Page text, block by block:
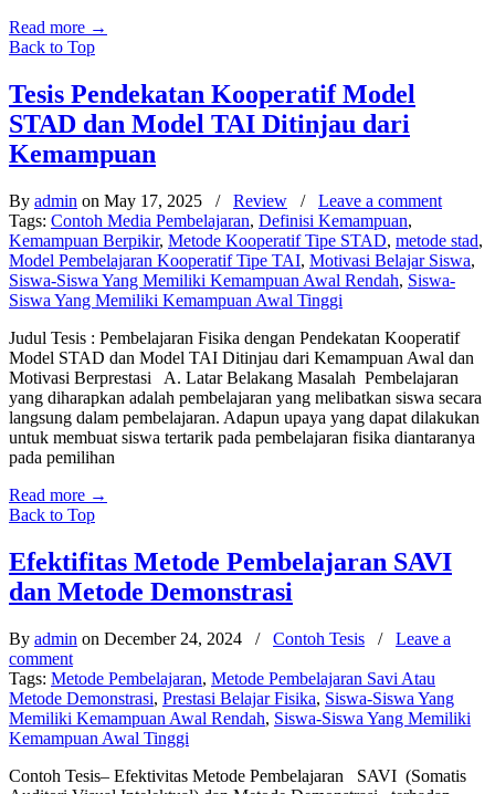
Read more →
Back to Top
Tesis Pendekatan Kooperatif Model
STAD dan Model TAI Ditinjau dari
Kemampuan
By admin on May 17, 2025 / Review / Leave a comment
Tags: Contoh Media Pembelajaran, Definisi Kemampuan,
Kemampuan Berpikir, Metode Kooperatif Tipe STAD, metode stad,
Model Pembelajaran Kooperatif Tipe TAI, Motivasi Belajar Siswa,
Siswa-Siswa Yang Memiliki Kemampuan Awal Rendah, Siswa-
Siswa Yang Memiliki Kemampuan Awal Tinggi
Judul Tesis : Pembelajaran Fisika dengan Pendekatan Kooperatif
Model STAD dan Model TAI Ditinjau dari Kemampuan Awal dan
Motivasi Berprestasi A. Latar Belakang Masalah Pembelajaran
yang diharapkan adalah pembelajaran yang melibatkan siswa secara
langsung dalam pembelajaran. Adapun upaya yang dapat dilakukan
untuk membuat siswa tertarik pada pembelajaran fisika diantaranya
pada pemilihan
Read more →
Back to Top
Efektifitas Metode Pembelajaran SAVI
dan Metode Demonstrasi
By admin on December 24, 2024 / Contoh Tesis / Leave a
comment
Tags: Metode Pembelajaran, Metode Pembelajaran Savi Atau
Metode Demonstrasi, Prestasi Belajar Fisika, Siswa-Siswa Yang
Memiliki Kemampuan Awal Rendah, Siswa-Siswa Yang Memiliki
Kemampuan Awal Tinggi
Contoh Tesis– Efektivitas Metode Pembelajaran SAVI (Somatis